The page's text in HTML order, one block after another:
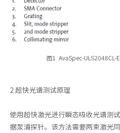
图1 AvaSpec-ULS2048CL-
2 超快光谱测试原理
使用超快激光进行瞬态吸收光谱测
据泵浦探针。该方法需要两束激光